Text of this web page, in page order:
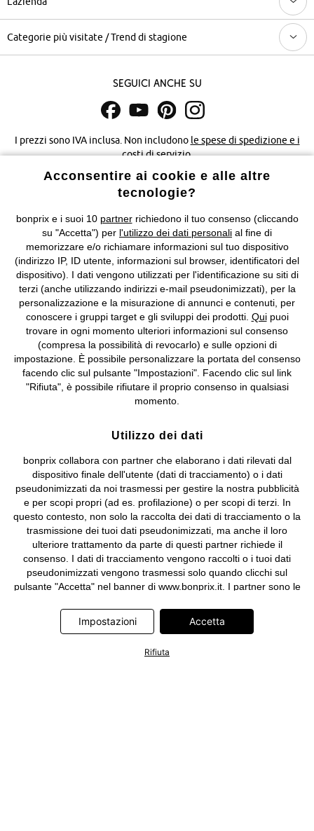
Categorie più visitate / Trend di stagione
Seguici anche su
I prezzi sono IVA inclusa. Non includono le spese di spedizione e i
costi di servizio.
Condizioni di vendita Accessibilità
Informativa privacy e cookie Gestione dei cookie
Informazioni legali Diritto di recesso
©2026 bonprix.Tutti i diritti riservati.
bonprix S.r.l. con socio unico, sede legale: via Adua 33 - 13855
Valdengo (BI) C.F. 01510910027 - P.I. 01939830020, Reg. Imprese di
Biella n. 01510910027, R.E.A. BI - 171345, N. Reg. Pile:
IT09060P00000858, N. Reg. AEE: IT08020000002105 Capitale
Sociale: euro 1.000.000 i.v, Società soggetta all'attività di direzione
e coordinamento di bonprix Beteiligungs -Verwaltungsgesellschaft
mbH.
Acconsentire ai cookie e alle altre
tecnologie?
bonprix e i suoi 10 partnerrichiedono il tuo consenso (cliccando
su "Accetta") per l'utilizzo dei dati personali al fine di
memorizzare e/o richiamare informazioni sul tuo dispositivo
(indirizzo IP, ID utente, informazioni sul browser, identificatori del
dispositivo). I dati vengono utilizzati per l'identificazione su siti di
terzi (anche utilizzando indirizzi e-mail pseudonimizzati), per la
personalizzazione e la misurazione di annunci e contenuti, per
conoscere i gruppi target e gli sviluppi dei prodotti. Quipuoi
trovare in ogni momento ulteriori informazioni sul consenso
(compresa la possibilità di revocarlo) e sulle opzioni di
impostazione. È possibile personalizzare la portata del consenso
facendo clic sul pulsante "Impostazioni". Facendo clic sul link
"Rifiuta", è possibile rifiutare il proprio consenso in qualsiasi
momento.
Utilizzo dei dati
bonprix collabora con partner che elaborano i dati rilevati dal
dispositivo finale dell'utente (dati di tracciamento) o i dati
pseudonimizzati da noi trasmessi per gestire la nostra pubblicità
e per scopi propri (ad es. profilazione) o per scopi di terzi. In
questo contesto, non solo la raccolta dei dati di tracciamento o la
trasmissione dei tuoi dati pseudonimizzati, ma anche il loro
ulteriore trattamento da parte di questi partner richiede il
consenso. I dati di tracciamento vengono raccolti o i tuoi dati
pseudonimizzati vengono trasmessi solo quando clicchi sul
pulsante "Accetta" nel banner di www.bonprix.it. I partner sono le
Limited, Hurra Communications GmbH, ID5 Technology Ltd,
Meta Platforms Ireland Limited, Microsoft Ireland Operations
Information Technologies UK Limited. Ulteriori informazioni sul
Impostazioni Accetta
Rifiuta